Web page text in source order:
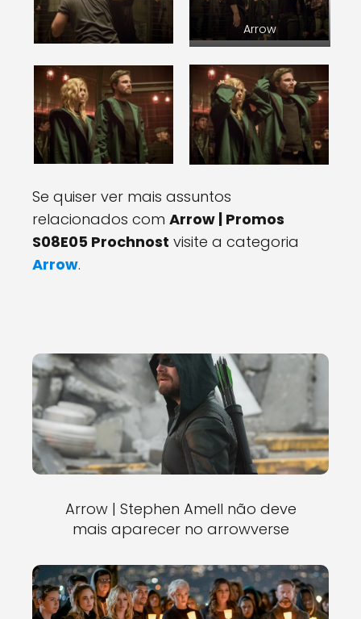
Arrow
Se quiser ver mais assuntos
relacionados com Arrow | Promos
S08E05 Prochnost visite a categoria
Arrow.
Arrow | Stephen Amell não deve
mais aparecer no arrowverse